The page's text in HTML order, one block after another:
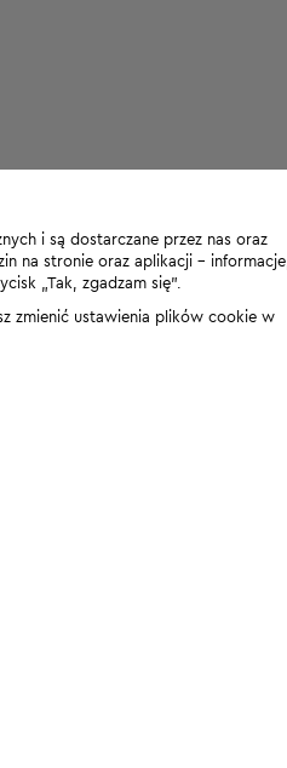
i są dostarczane przez nas oraz
na stronie oraz aplikacji - informacje,
„Tak, zgadzam się”.
zmienić ustawienia plików cookie w